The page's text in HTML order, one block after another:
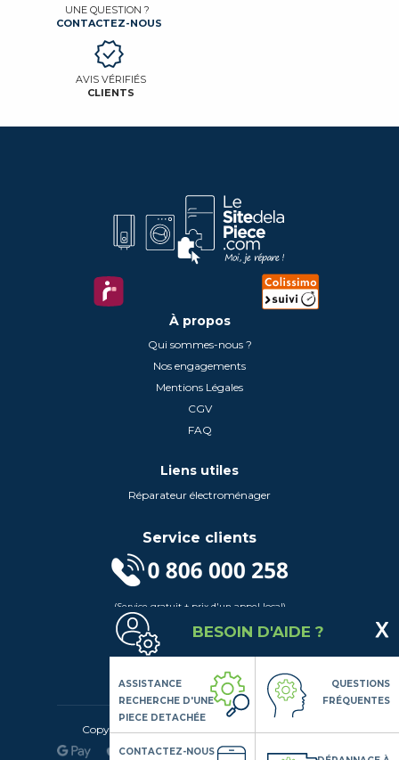
UNE QUESTION ?
CONTACTEZ-NOUS
AVIS VÉRIFIÉS
CLIENTS
À propos
Qui sommes-nous ?
Nos engagements
Mentions Légales
CGV
FAQ
Liens utiles
Réparateur électroménager
Service clients
(Service gratuit + prix d'un appel local)
Lundi au Vendredi de 9h à 18h
Contactez-Nous
Suivez-nous
Copyright© 2020 LSDLP, Tous droits réservés
BESOIN D'AIDE ?
ASSISTANCE
RECHERCHE D'UNE
PIECE DETACHÉE
QUESTIONS
FRÉQUENTES
CONTACTEZ-NOUS